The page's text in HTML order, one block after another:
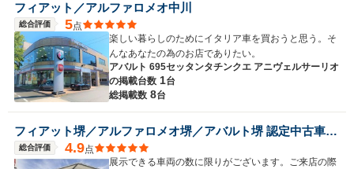
フィアット／アルファロメオ中川
総合評価 5点
楽しい暮らしのためにイタリア車を買おうと思う。そ
んなあなたの為のお店でありたい。
アバルト 695セッタンタチンクエ アニヴェルサーリオ
の掲載台数 1台
総掲載数 8台
フィアット堺／アルファロメオ堺／アバルト堺 認定中古車オートエキスパートセンター
総合評価 4.9点
展示できる車両の数に限りがございます。ご来店の際